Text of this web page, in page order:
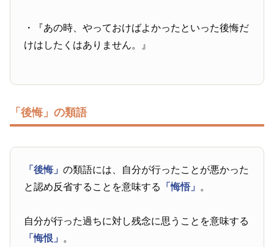
・『あの時、やっておけばよかったといった後悔だ
けはしたくはありません。』
「後悔」の類語
「後悔」の類語には、自分が行ったことが悪かった
と認め反省することを意味する
「悔悟」 。
自分が行った過ちに対し残念に思うことを意味する
「悔恨」 。